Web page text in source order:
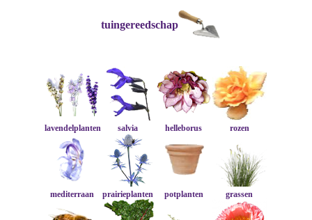
tuingereedschap
lavendelplanten salvia helleborus rozen
mediterraan prairieplanten potplanten grassen